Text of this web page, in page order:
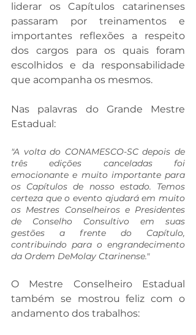
liderar os Capítulos catarinenses
passaram por treinamentos e
importantes reflexões a respeito
dos cargos para os quais foram
escolhidos e da responsabilidade
que acompanha os mesmos.
Nas palavras do Grande Mestre
Estadual:
"A volta do CONAMESCO-SC depois de
três edições canceladas foi
emocionante e muito importante para
os Capítulos de nosso estado. Temos
certeza que o evento ajudará em muito
os Mestres Conselheiros e Presidentes
de Conselho Consultivo em suas
gestões a frente do Capítulo,
contribuindo para o engrandecimento
da Ordem DeMolay Ctarinense."
O Mestre Conselheiro Estadual
também se mostrou feliz com o
andamento dos trabalhos: